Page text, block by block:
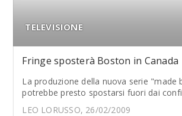
TELEVISIONE
Fringe sposterà Boston in Canada
La produzione della nuova serie "made
potrebbe presto spostarsi fuori dai
LEO LORUSSO, 26/02/2009